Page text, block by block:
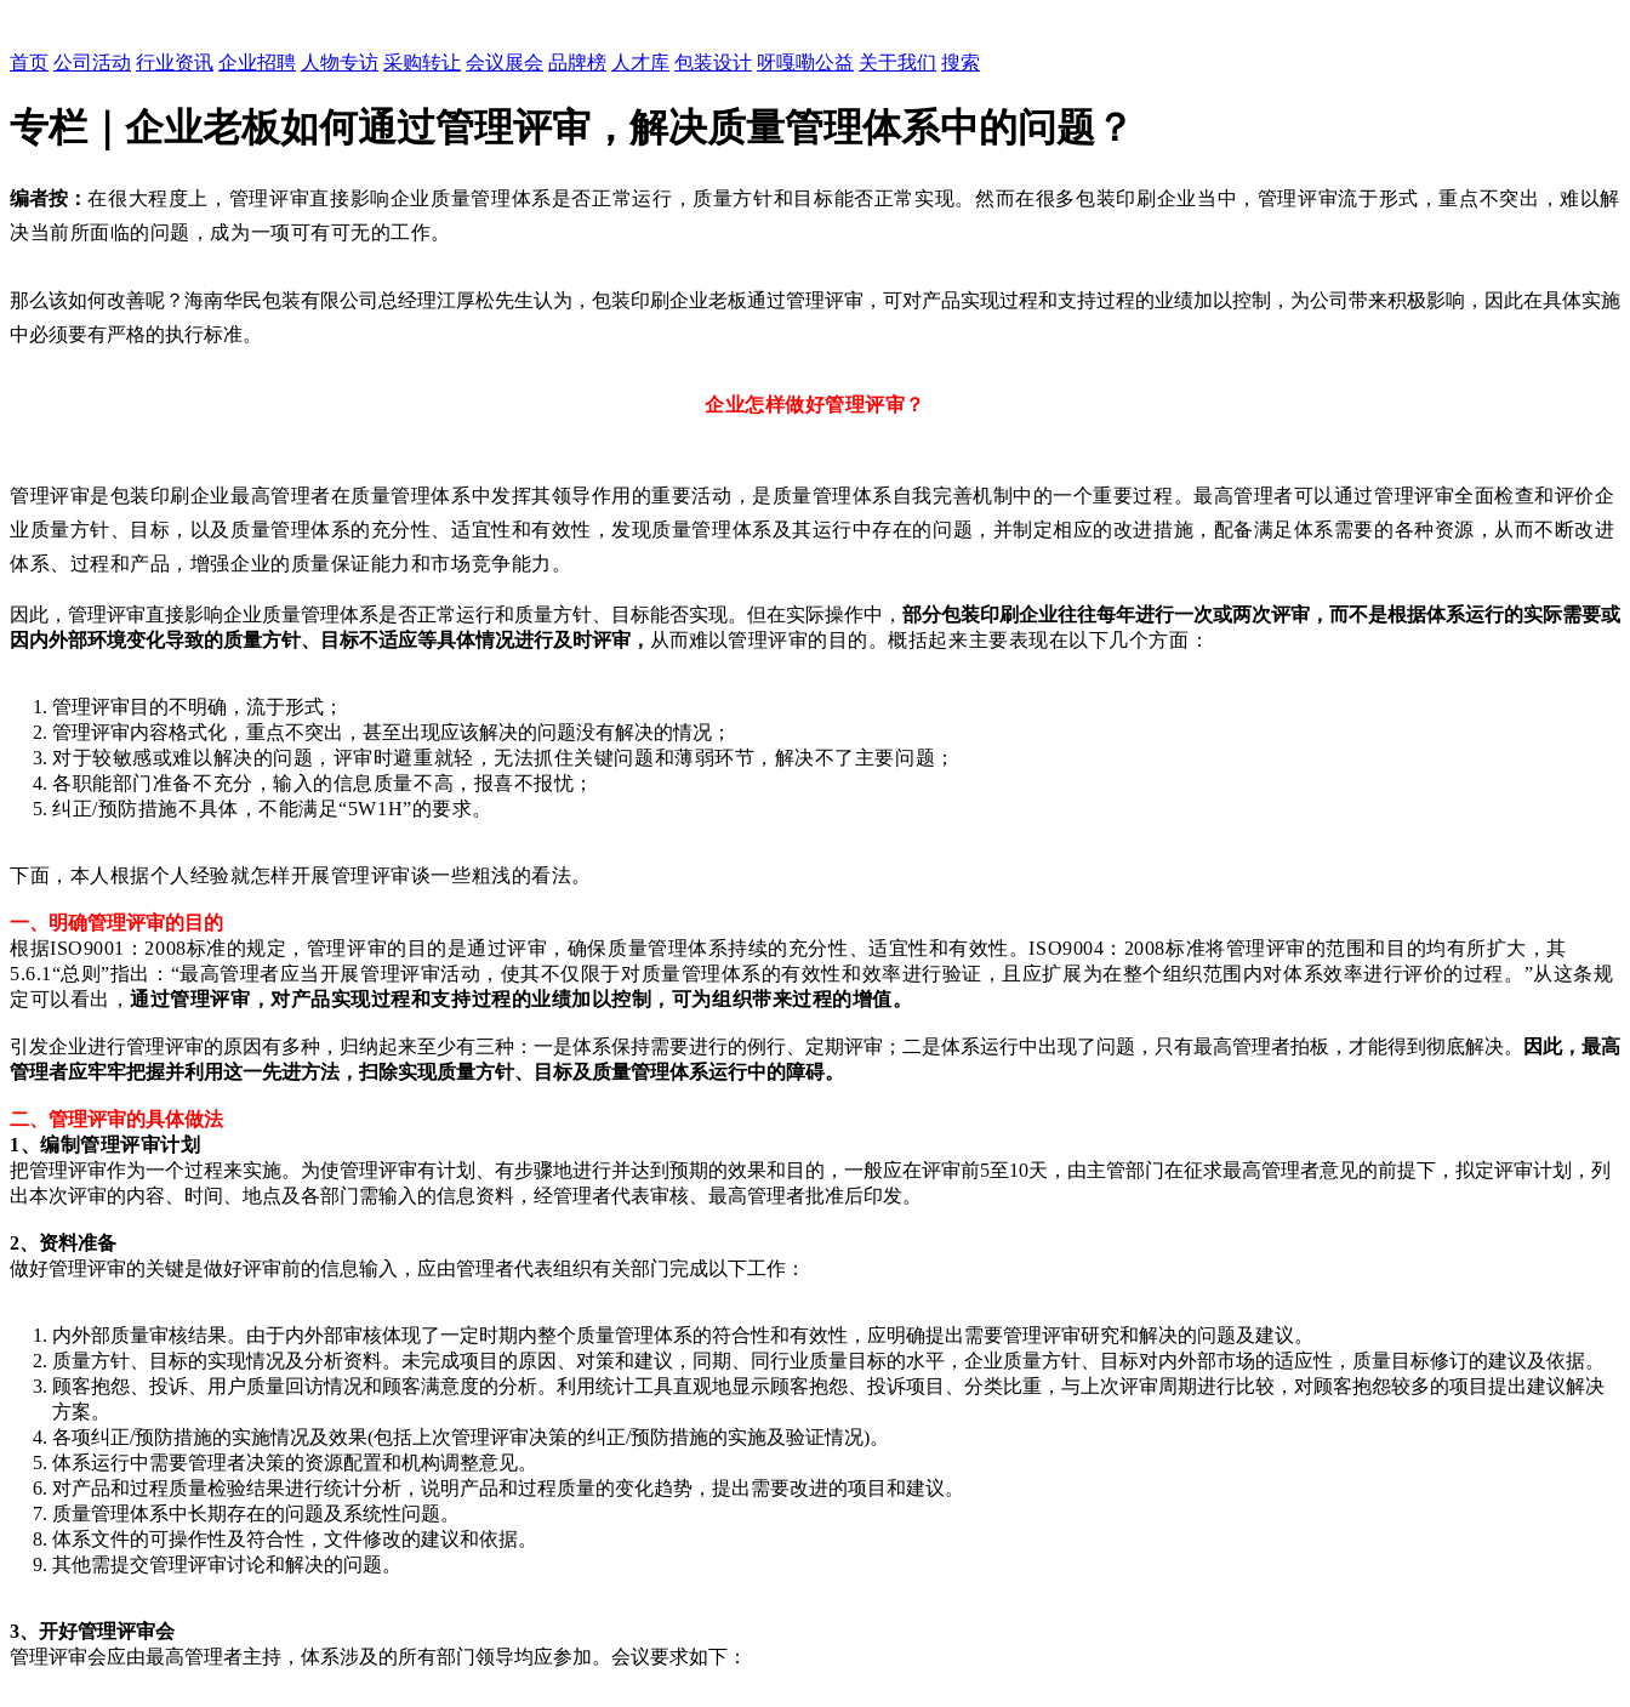
首页 公司活动 行业资讯 企业招聘 人物专访 采购转让 会议展会 品牌榜 人才库 包装设计 呀嘎嘞公益 关于我们 搜索
专栏｜企业老板如何通过管理评审，解决质量管理体系中的问题？
编者按：在很大程度上，管理评审直接影响企业质量管理体系是否正常运行，质量方针和目标能否正常实现。然而在很多包装印刷企业当中，管理评审流于形式，重点不突出，难以解
决当前所面临的问题，成为一项可有可无的工作。
那么该如何改善呢？海南华民包装有限公司总经理江厚松先生认为，包装印刷企业老板通过管理评审，可对产品实现过程和支持过程的业绩加以控制，为公司带来积极影响，因此在具体实施
中必须要有严格的执行标准。
企业怎样做好管理评审？
管理评审是包装印刷企业最高管理者在质量管理体系中发挥其领导作用的重要活动，是质量管理体系自我完善机制中的一个重要过程。最高管理者可以通过管理评审全面检查和评价企
业质量方针、目标，以及质量管理体系的充分性、适宜性和有效性，发现质量管理体系及其运行中存在的问题，并制定相应的改进措施，配备满足体系需要的各种资源，从而不断改进
体系、过程和产品，增强企业的质量保证能力和市场竞争能力。
因此，管理评审直接影响企业质量管理体系是否正常运行和质量方针、目标能否实现。但在实际操作中， 部分包装印刷企业往往每年进行一次或两次评审，而不是根据体系运行的实际需要或
因内外部环境变化导致的质量方针、目标不适应等具体情况进行及时评审， 从而难以管理评审的目的。概括起来主要表现在以下几个方面：
管理评审目的不明确，流于形式；
管理评审内容格式化，重点不突出，甚至出现应该解决的问题没有解决的情况；
对于较敏感或难以解决的问题，评审时避重就轻，无法抓住关键问题和薄弱环节，解决不了主要问题；
各职能部门准备不充分，输入的信息质量不高，报喜不报忧；
纠正/预防措施不具体，不能满足“5W1H”的要求。
下面，本人根据个人经验就怎样开展管理评审谈一些粗浅的看法。
一、明确管理评审的目的
根据ISO9001：2008标准的规定，管理评审的目的是通过评审，确保质量管理体系持续的充分性、适宜性和有效性。ISO9004：2008标准将管理评审的范围和目的均有所扩大，其
5.6.1“总则”指出：“最高管理者应当开展管理评审活动，使其不仅限于对质量管理体系的有效性和效率进行验证，且应扩展为在整个组织范围内对体系效率进行评价的过程。”从这条规
定可以看出，通过管理评审，对产品实现过程和支持过程的业绩加以控制，可为组织带来过程的增值。
引发企业进行管理评审的原因有多种，归纳起来至少有三种：一是体系保持需要进行的例行、定期评审；二是体系运行中出现了问题，只有最高管理者拍板，才能得到彻底解决。 因此， 最高
管理者应牢牢把握并利用这一先进方法，扫除实现质量方针、目标及质量管理体系运行中的障碍。
二、管理评审的具体做法
1、编制管理评审计划
把管理评审作为一个过程来实施。为使管理评审有计划、有步骤地进行并达到预期的效果和目的，一般应在评审前5至10天，由主管部门在征求最高管理者意见的前提下，拟定评审计划，列
出本次评审的内容、时间、地点及各部门需输入的信息资料，经管理者代表审核、最高管理者批准后印发。
2、资料准备
做好管理评审的关键是做好评审前的信息输入，应由管理者代表组织有关部门完成以下工作：
内外部质量审核结果。由于内外部审核体现了一定时期内整个质量管理体系的符合性和有效性，应明确提出需要管理评审研究和解决的问题及建议。
质量方针、目标的实现情况及分析资料。未完成项目的原因、对策和建议，同期、同行业质量目标的水平，企业质量方针、目标对内外部市场的适应性，质量目标修订的建议及依据。
顾客抱怨、投诉、用户质量回访情况和顾客满意度的分析。利用统计工具直观地显示顾客抱怨、投诉项目、分类比重，与上次评审周期进行比较，对顾客抱怨较多的项目提出建议解决
方案。
各项纠正/预防措施的实施情况及效果(包括上次管理评审决策的纠正/预防措施的实施及验证情况)。
体系运行中需要管理者决策的资源配置和机构调整意见。
对产品和过程质量检验结果进行统计分析，说明产品和过程质量的变化趋势，提出需要改进的项目和建议。
质量管理体系中长期存在的问题及系统性问题。
体系文件的可操作性及符合性，文件修改的建议和依据。
其他需提交管理评审讨论和解决的问题。
3、开好管理评审会
管理评审会应由最高管理者主持，体系涉及的所有部门领导均应参加。会议要求如下：